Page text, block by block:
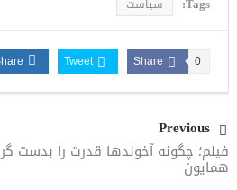
می‌دهیمسیاست
Share 0
Tweet
Previous
فیلم؛ چگونه آخوندها قدرت را بدست
همایون